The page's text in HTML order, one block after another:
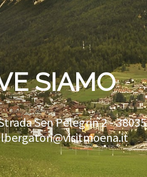
SIAMO
Sen Pelegrin 2 -38035